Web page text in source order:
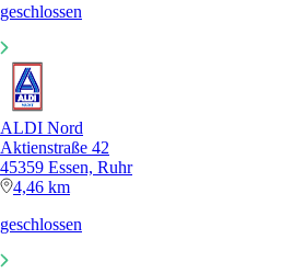
geschlossen
ALDI Nord
Aktienstraße 42
45359 Essen, Ruhr
4,46 km
geschlossen